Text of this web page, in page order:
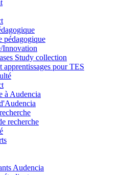
pédagogique
Innovation
Study collection
apprentissages pour TES
à Audencia
recherche
Audencia